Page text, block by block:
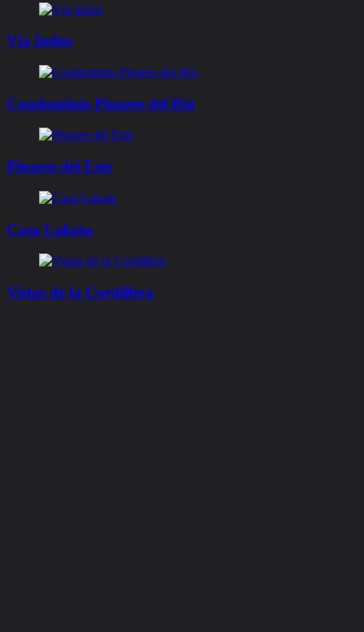
Vía Indus
Condominio Pinares del Río
Pinares del Este
Casa Lakota
Vistas de la Cordillera